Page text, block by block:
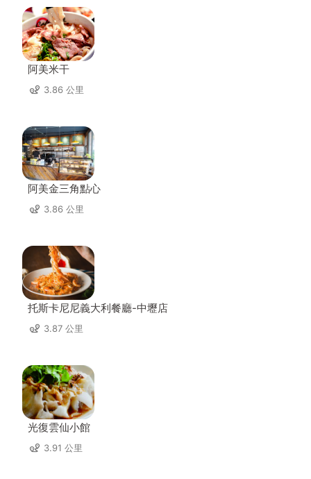
阿美米干
3.86 公里
阿美金三角點心
3.86 公里
托斯卡尼尼義大利餐廳-中壢店
3.87 公里
光復雲仙小館
3.91 公里